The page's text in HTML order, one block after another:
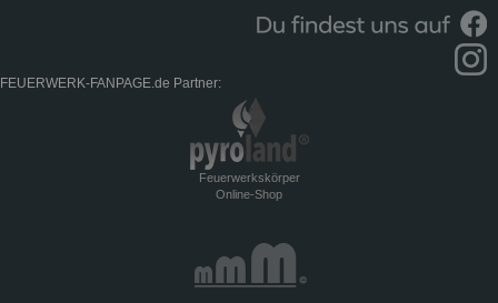
FEUERWERK-FANPAGE.de Partner:
Feuerwerkskörper
Online-Shop